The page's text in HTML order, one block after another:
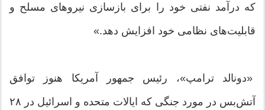
که درآمد نفتی خود را برای بازسازی نیروهای مسلح و
قابلیت‌های نظامی خود افزایش دهد.»
«دونالد ترامپ»، رئیس جمهور آمریکا هنوز توافق
آتش‌بس در مورد جنگی که ایالات متحده و اسرائیل در ۲۸